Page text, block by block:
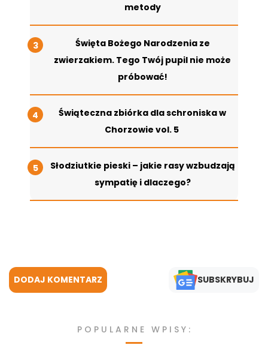
metody
Święta Bożego Narodzenia ze
zwierzakiem. Tego Twój pupil nie może
próbować!
Świąteczna zbiórka dla schroniska w
Chorzowie vol. 5
Słodziutkie pieski – jakie rasy wzbudzają
sympatię i dlaczego?
DODAJ KOMENTARZ SUBSKRYBUJ
POPULARNE WPISY: